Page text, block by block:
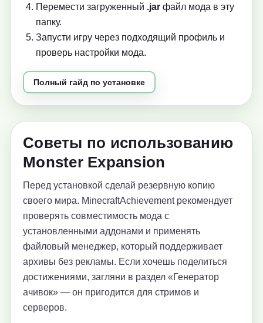
Перемести загруженный .jar файл мода в эту
папку.
Запусти игру через подходящий профиль и
проверь настройки мода.
Полный гайд по установке
Советы по использованию
Monster Expansion
Перед установкой сделай резервную копию
своего мира. MinecraftAchievement рекомендует
проверять совместимость мода с
установленными аддонами и применять
файловый менеджер, который поддерживает
архивы без рекламы. Если хочешь поделиться
достижениями, загляни в раздел «Генератор
ачивок» — он пригодится для стримов и
серверов.